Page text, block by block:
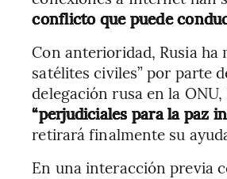
conflicto que puede
Con anterioridad, Rusia ha
satélites civiles” por parte
delegación rusa en la
“perjudiciales para la paz
retirará finalmente su
En una interacción previa